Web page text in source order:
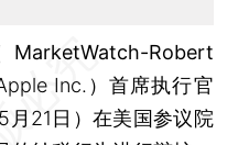
Robert
Inc.）首席执行官
月21日）在美国参议院